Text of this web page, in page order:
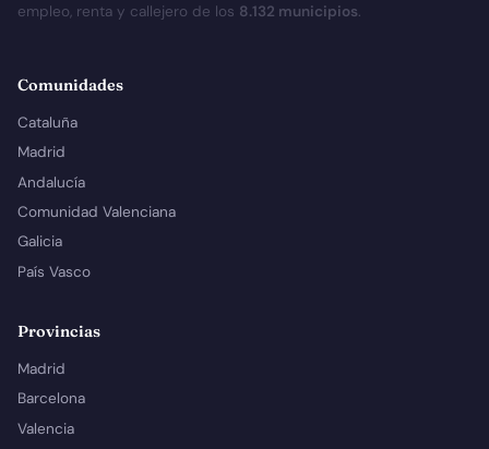
empleo, renta y callejero de los 8.132 municipios.
Comunidades
Cataluña
Madrid
Andalucía
Comunidad Valenciana
Galicia
País Vasco
Provincias
Madrid
Barcelona
Valencia